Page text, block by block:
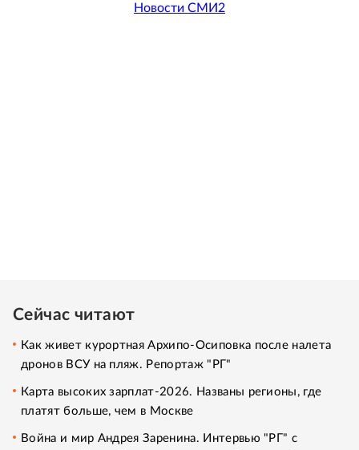
Новости СМИ2
Сейчас читают
Как живет курортная Архипо-Осиповка после налета
дронов ВСУ на пляж. Репортаж "РГ"
Карта высоких зарплат-2026. Названы регионы, где
платят больше, чем в Москве
Война и мир Андрея Заренина. Интервью "РГ" с